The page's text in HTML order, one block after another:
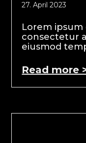
27. April 2023
Lorem
consectetur
eiusmod
Read more